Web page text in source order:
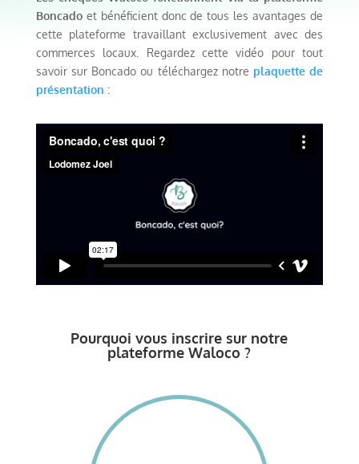
Boncadoet bénéficient donc de tous les avantages de
cette plateforme travaillant exclusivement avec des
commerces locaux. Regardez cette vidéo pour tout
savoir sur Boncado ou téléchargez notre plaquette de
présentation :
Pourquoi vous inscrire sur notre
plateforme Waloco ?